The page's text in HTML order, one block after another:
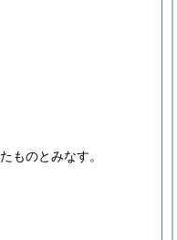
ものとみなす。